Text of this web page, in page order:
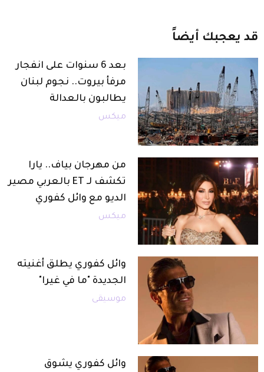
قد يعجبك أيضاً
بعد 6 سنوات على انفجار
مرفأ بيروت.. نجوم لبنان
يطالبون بالعدالة
ميكس
من مهرجان بياف.. يارا
تكشف لـ ET بالعربي مصير
الديو مع وائل كفوري
ميكس
وائل كفوري يطلق أغنيته
الجديدة "ما في غيرا"
موسيقى
وائل كفوري يشوق